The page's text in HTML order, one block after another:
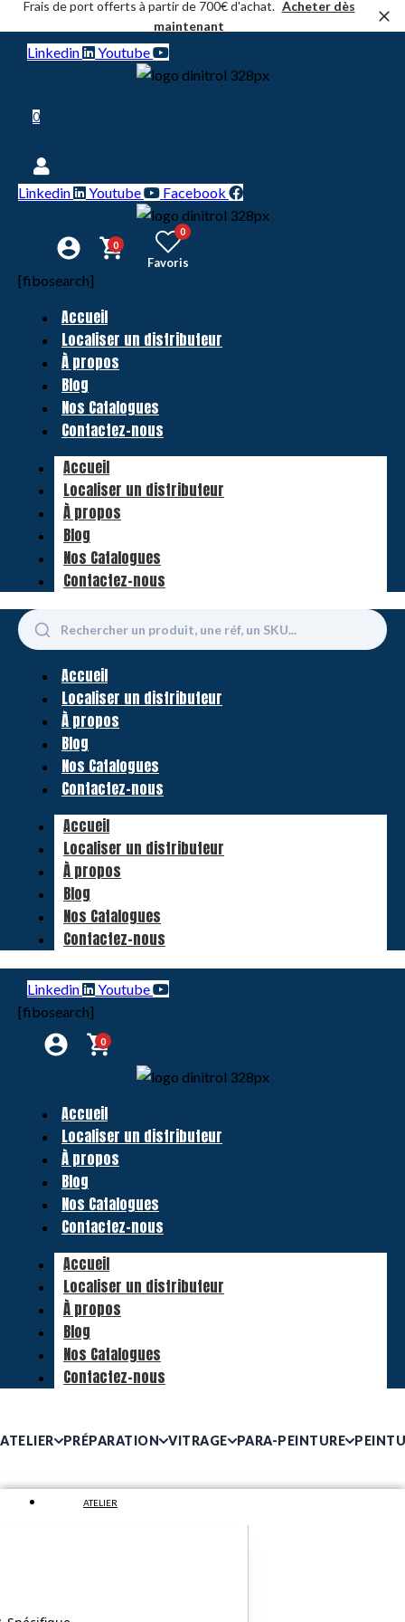
Frais de port offerts à partir de 700€ d'achat. Acheter dès
maintenant
Linkedin Youtube
0
Linkedin Youtube Facebook
0
0
Favoris
[fibosearch]
Accueil
Localiser un distributeur
À propos
Blog
Nos Catalogues
Contactez-nous
Accueil
Localiser un distributeur
À propos
Blog
Nos Catalogues
Contactez-nous
Accueil
Localiser un distributeur
À propos
Blog
Nos Catalogues
Contactez-nous
Accueil
Localiser un distributeur
À propos
Blog
Nos Catalogues
Contactez-nous
Linkedin
Youtube
[fibosearch]
0
Accueil
Localiser un distributeur
À propos
Blog
Nos Catalogues
Contactez-nous
Accueil
Localiser un distributeur
À propos
Blog
Nos Catalogues
Contactez-nous
ATELIER PRÉPARATION VITRAGE PARA-PEINTURE
ATELIER